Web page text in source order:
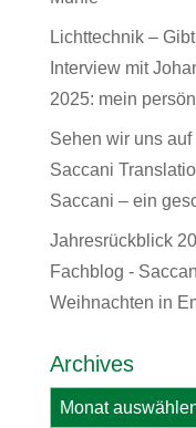
Lichttechnik –
Interview mit
2025: mein
Sehen wir uns
Saccani
Saccani – ein
Jahresrückblick
Fachblog -
Weihnachten in
Archives
Archives